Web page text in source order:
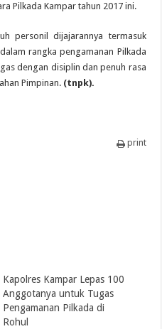
Pilkada Kampar tahun 2017 ini.
personil dijajarannya termasuk
rangka pengamanan Pilkada
dengan disiplin dan penuh rasa
Pimpinan. (tnpk).
print
Kapolres Kampar Lepas 100
Anggotanya untuk Tugas
Pengamanan Pilkada di
Rohul